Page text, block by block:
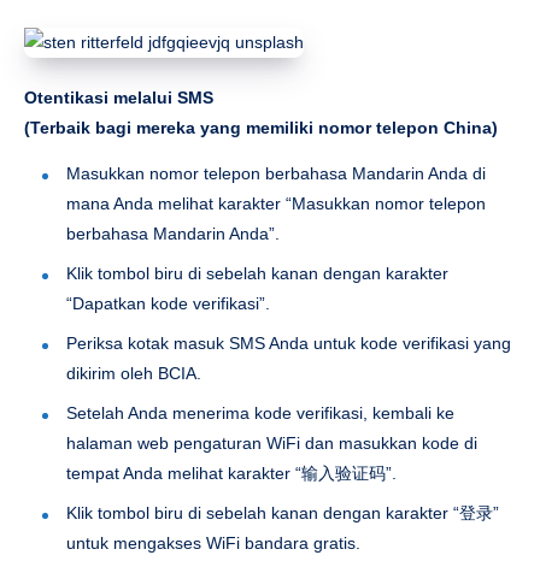
Otentikasi melalui SMS
(Terbaik bagi mereka yang memiliki nomor telepon China)
Masukkan nomor telepon berbahasa Mandarin Anda di
mana Anda melihat karakter “Masukkan nomor telepon
berbahasa Mandarin Anda”.
Klik tombol biru di sebelah kanan dengan karakter
“Dapatkan kode verifikasi”.
Periksa kotak masuk SMS Anda untuk kode verifikasi yang
dikirim oleh BCIA.
Setelah Anda menerima kode verifikasi, kembali ke
halaman web pengaturan WiFi dan masukkan kode di
tempat Anda melihat karakter “输入验证码”.
Klik tombol biru di sebelah kanan dengan karakter “登录”
untuk mengakses WiFi bandara gratis.